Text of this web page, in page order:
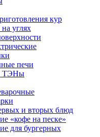
кур
углях
печи
ТЭНы
и вторых блюд
«кофе на песке»
для бургерных